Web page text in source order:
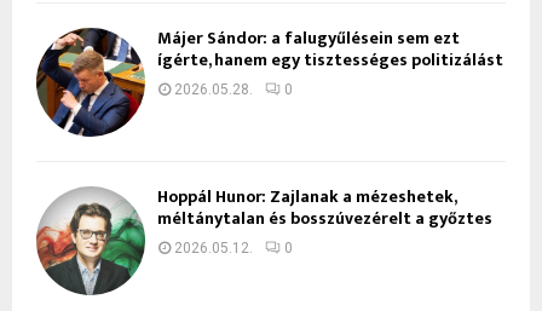
Májer Sándor: a falugyűlésein sem ezt
ígérte, hanem egy tisztességes politizálást
2026.05.28. 0
Hoppál Hunor: Zajlanak a mézeshetek,
méltánytalan és bosszúvezérelt a győztes
2026.05.12. 0